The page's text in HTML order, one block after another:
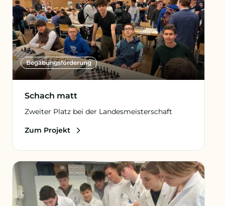
Begabungs­förderung
Schach matt
Zweiter Platz bei der Landesmeisterschaft
Zum Projekt